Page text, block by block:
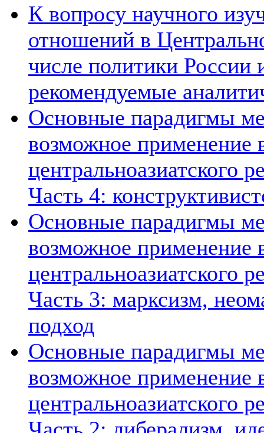
К вопросу научного
отношений в
числе политики России
рекомендуемые
Основные парадигмы
возможное применение
центральноазиатского
Часть 4:
Основные парадигмы
возможное применение
центральноазиатского
Часть 3: марксизм,
подход
Основные парадигмы
возможное применение
центральноазиатского